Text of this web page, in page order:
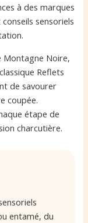
à des marques
sensoriels
Montagne Noire,
Reflets
de savourer
coupée.
étape de
charcutière.
entamé, du